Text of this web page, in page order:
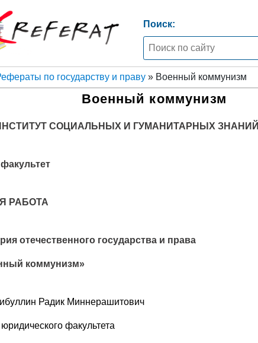
Поиск:
по государству и праву» Военный коммунизм
Военный коммунизм
СОЦИАЛЬНЫХ И ГУМАНИТАРНЫХ ЗНАНИЙ
РАБОТА
отечественного государства и права
коммунизм»
Радик Миннерашитович
юридического факультета